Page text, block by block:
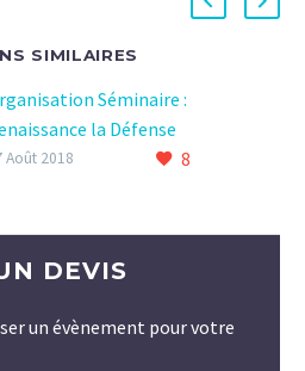
SIMILAIRES
Séminaire :
la Défense
8
Août 2018
DEVIS
un évènement pour votre